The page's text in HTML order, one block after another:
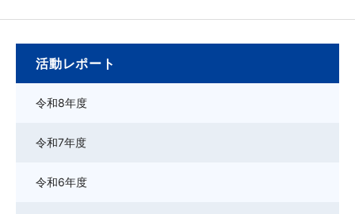
活動レポート
令和8年度
令和7年度
令和6年度